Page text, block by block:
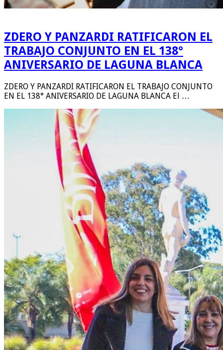
ZDERO Y PANZARDI RATIFICARON EL
TRABAJO CONJUNTO EN EL 138°
ANIVERSARIO DE LAGUNA BLANCA
ZDERO Y PANZARDI RATIFICARON EL TRABAJO CONJUNTO
EN EL 138° ANIVERSARIO DE LAGUNA BLANCA El …